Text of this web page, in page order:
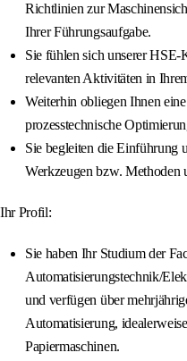
Richtlinien zur
Ihrer Führungsaufgabe.
Sie fühlen sich unserer
relevanten Aktivitäten in
Weiterhin obliegen Ihnen
prozesstechnische
Sie begleiten die Einführung
Werkzeugen bzw. Methoden
Ihr Profil:
Sie haben Ihr Studium der
Automatisierungstechnik/
und verfügen über
Automatisierung,
Papiermaschinen.